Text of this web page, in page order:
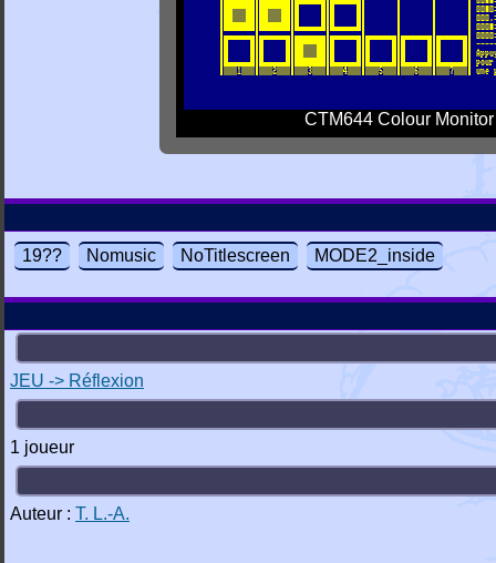
CTM644 Colour Monitor
19?? Nomusic NoTitlescreen MODE2_inside
JEU -> Réflexion
1 joueur
Auteur : T. L.-A.